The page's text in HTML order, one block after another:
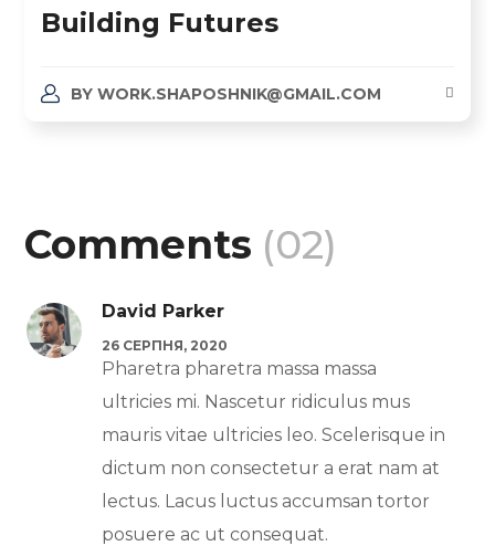
Building Futures
BY WORK.SHAPOSHNIK@GMAIL.COM
Comments (02)
David Parker
26 СЕРПНЯ, 2020
Pharetra pharetra massa massa
ultricies mi. Nascetur ridiculus mus
mauris vitae ultricies leo. Scelerisque in
dictum non consectetur a erat nam at
lectus. Lacus luctus accumsan tortor
posuere ac ut consequat.